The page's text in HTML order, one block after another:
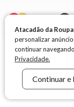
ATACADÃO DA ROUPA ©
FRANCISCA RAMOS, 301
Atacadão da Roupa
personalizar
continuar
Privacidade.
Continuar e